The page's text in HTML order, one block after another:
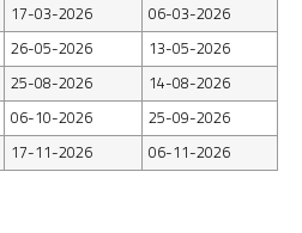
17-03-2026
06-03-2026
26-05-2026
13-05-2026
25-08-2026
14-08-2026
06-10-2026
25-09-2026
17-11-2026 06-11-2026